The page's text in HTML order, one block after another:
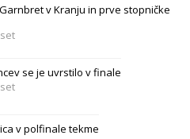
v Kranju in prve stopničke
se je uvrstilo v finale
v polfinale tekme